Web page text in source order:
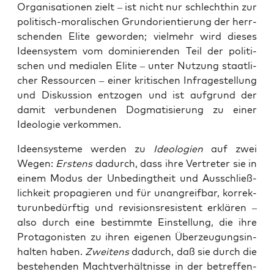
Orga­ni­sa­tio­nen zielt – ist nicht nur schlecht­hin zur
poli­tisch-mora­li­schen Grund­ori­en­tie­rung der herr­
schen­den Eli­te gewor­den; viel­mehr wird die­ses
Ideen­sys­tem vom domi­nie­ren­den Teil der poli­ti­
schen und media­len Eli­te – unter Nut­zung staat­li­
cher Res­sour­cen – einer kri­ti­schen Infra­ge­stel­lung
und Dis­kus­si­on ent­zo­gen und ist auf­grund der
damit ver­bun­de­nen Dog­ma­ti­sie­rung zu einer
Ideo­lo­gie verkommen.
Ideen­sys­te­me wer­den zu Ideo­lo­gien auf zwei
Wegen: Ers­tensdadurch, dass ihre Ver­tre­ter sie in
einem Modus der Unbe­dingt­heit und Aus­schließ­
lich­keit pro­pa­gie­ren und für unan­greif­bar, kor­rek­
tur­un­be­dürf­tig und revi­si­ons­re­sis­tent erklä­ren –
also durch eine bestimm­te Ein­stel­lung, die ihre
Prot­ago­nis­ten zu ihren eige­nen Über­zeu­gungs­in­
hal­ten haben. Zwei­tensdadurch, daß sie durch die
bestehen­den Macht­ver­hält­nis­se in der betref­fen­